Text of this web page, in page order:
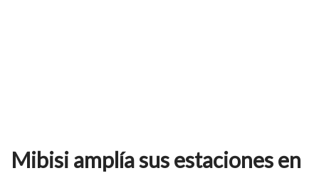
Mibisi amplía sus estaciones en